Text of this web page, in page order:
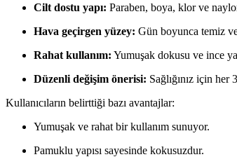
Cilt dostu yapı: Paraben, boya, klor ve
Hava geçirgen yüzey: Gün boyunca temiz
Rahat kullanım: Yumuşak dokusu ve ince
Düzenli değişim önerisi: Sağlığınız için
Kullanıcıların belirttiği bazı avantajlar:
Yumuşak ve rahat bir kullanım sunuyor.
Pamuklu yapısı sayesinde kokusuzdur.